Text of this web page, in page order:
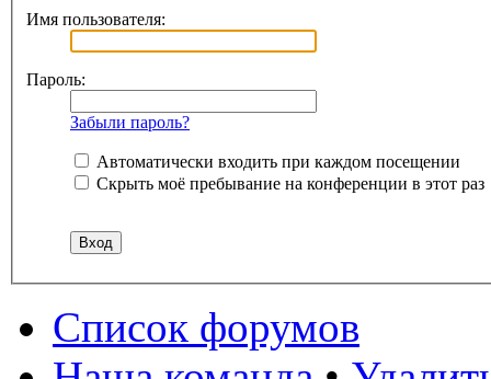
Имя пользователя:
Пароль:
Забыли пароль?
Автоматически входить при каждом посещении
Скрыть моё пребывание на конференции в этот раз
Список форумов